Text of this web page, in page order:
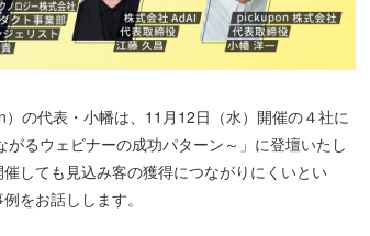
の代表・小幡は、11月12日（水）開催の４社に
るウェビナーの成功パターン～」に登壇いたし
しても見込み客の獲得につながりにくいとい
をお話しします。